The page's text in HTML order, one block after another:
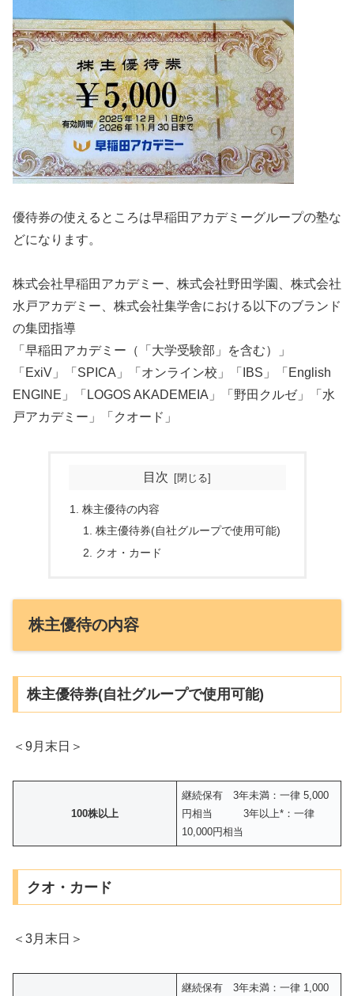
優待券の使えるところは早稲田アカデミーグループの塾な
どになります。
株式会社早稲田アカデミー、株式会社野田学園、株式会社
水戸アカデミー、株式会社集学舎における以下のブランド
の集団指導
「早稲田アカデミー（「大学受験部」を含む）」
「ExiV」「SPICA」「オンライン校」「IBS」「English
ENGINE」「LOGOS AKADEMEIA」「野田クルゼ」「水
戸アカデミー」「クオード」
目次
株主優待の内容
株主優待券(自社グループで使用可能)
クオ・カード
株主優待の内容
株主優待券(自社グループで使用可能)
＜9月末日＞
100株以上
継続保有 3年未満：一律 5,000
円相当 3年以上*：一律
10,000円相当
クオ・カード
＜3月末日＞
継続保有 3年未満：一律 1,000